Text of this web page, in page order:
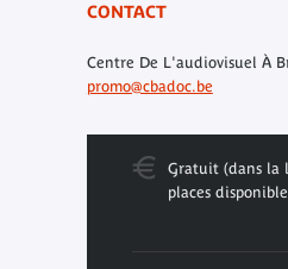
CONTACT
Centre De L'audiovisuel À
promo@cbadoc.be
Gratuit (dans la
places